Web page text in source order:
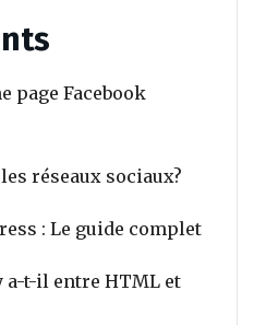
page Facebook
réseaux sociaux?
: Le guide complet
a-t-il entre HTML et